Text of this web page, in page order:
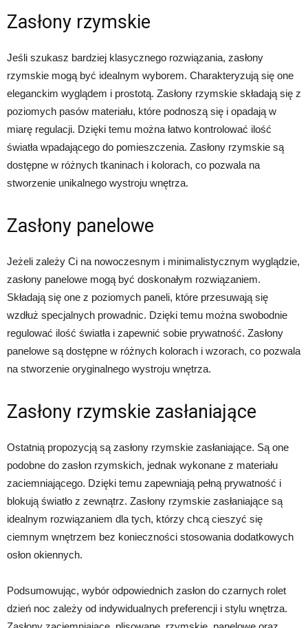
Zasłony rzymskie
Jeśli szukasz bardziej klasycznego rozwiązania, zasłony
rzymskie mogą być idealnym wyborem. Charakteryzują się one
eleganckim wyglądem i prostotą. Zasłony rzymskie składają się z
poziomych pasów materiału, które podnoszą się i opadają w
miarę regulacji. Dzięki temu można łatwo kontrolować ilość
światła wpadającego do pomieszczenia. Zasłony rzymskie są
dostępne w różnych tkaninach i kolorach, co pozwala na
stworzenie unikalnego wystroju wnętrza.
Zasłony panelowe
Jeżeli zależy Ci na nowoczesnym i minimalistycznym wyglądzie,
zasłony panelowe mogą być doskonałym rozwiązaniem.
Składają się one z poziomych paneli, które przesuwają się
wzdłuż specjalnych prowadnic. Dzięki temu można swobodnie
regulować ilość światła i zapewnić sobie prywatność. Zasłony
panelowe są dostępne w różnych kolorach i wzorach, co pozwala
na stworzenie oryginalnego wystroju wnętrza.
Zasłony rzymskie zasłaniające
Ostatnią propozycją są zasłony rzymskie zasłaniające. Są one
podobne do zasłon rzymskich, jednak wykonane z materiału
zaciemniającego. Dzięki temu zapewniają pełną prywatność i
blokują światło z zewnątrz. Zasłony rzymskie zasłaniające są
idealnym rozwiązaniem dla tych, którzy chcą cieszyć się
ciemnym wnętrzem bez konieczności stosowania dodatkowych
osłon okiennych.
Podsumowując, wybór odpowiednich zasłon do czarnych rolet
dzień noc zależy od indywidualnych preferencji i stylu wnętrza.